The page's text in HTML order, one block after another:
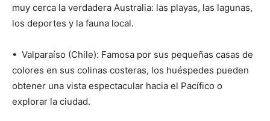
muy cerca la verdadera Australia: las playas, las lagunas,
los deportes y la fauna local.
• Valparaíso (Chile): Famosa por sus pequeñas casas de
colores en sus colinas costeras, los huéspedes pueden
obtener una vista espectacular hacia el Pacífico o
explorar la ciudad.